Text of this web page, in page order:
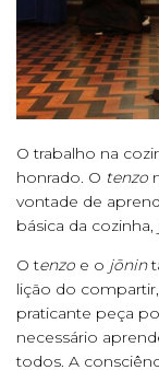
O trabalho na
honrado. O tenzo
vontade de
básica da
O tenzo e o jōnin
lição do
praticante peça
necessário
todos. A